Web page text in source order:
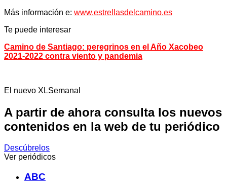
Más información e: www.estrellasdelcamino.es
Te puede interesar
Camino de Santiago: peregrinos en el Año Xacobeo
2021-2022 contra viento y pandemia
El nuevo XLSemanal
A partir de ahora consulta los nuevos
contenidos en la web de tu periódico
Descúbrelos
Ver periódicos
ABC